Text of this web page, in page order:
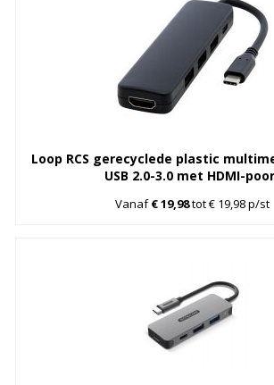
Loop RCS gerecyclede plastic
USB 2.0-3.0 met HDMI-
Vanaf€ 19,98tot € 19,98 p/st